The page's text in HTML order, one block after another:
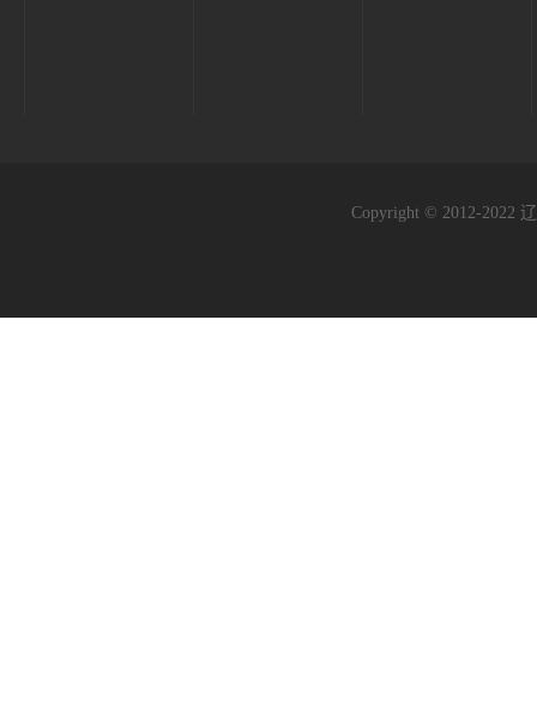
Copyright © 2012-2022